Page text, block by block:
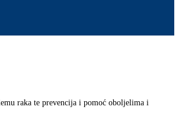
raka te prevencija i pomoć oboljelima i